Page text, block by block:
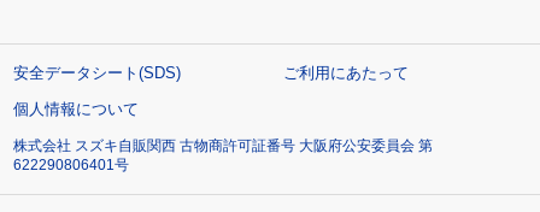
安全データシート(SDS)
ご利用にあたって
個人情報について
株式会社 スズキ自販関西 古物商許可証番号 大阪府公安委員会 第
622290806401号